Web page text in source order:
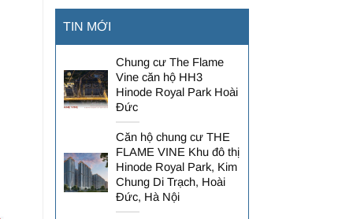
TIN MỚI
Chung cư The Flame
Vine căn hộ HH3
Hinode Royal Park Hoài
Đức
Căn hộ chung cư THE
FLAME VINE Khu đô thị
Hinode Royal Park, Kim
Chung Di Trạch, Hoài
Đức, Hà Nội